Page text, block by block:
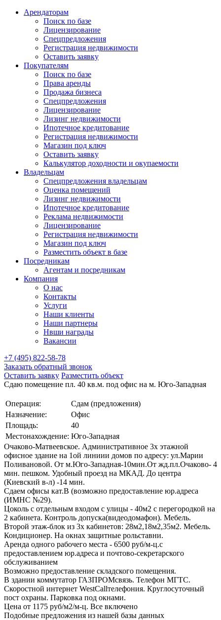
Арендаторам
Поиск по базе
Лицензирование
Спецпредложения
Регистрация недвижимости
Оставить заявку
Покупателям
Поиск по базе
Права аренды
Продажа бизнеса
Спецпредложения
Лицензирование
Лизинг недвижимости
Ипотечное кредитование
Регистрация недвижимости
Магазин под ключ
Оставить заявку
Калькулятор доходности и окупаемости
Владельцам
Спецпредложения владельцам
Оценка помещений
Лизинг недвижимости
Ипотечное кредитование
Реклама недвижимости
Лицензирование
Регистрация недвижимости
Магазин под ключ
Разместить объект в базе
Посредникам
Агентам и посредникам
Компания
О нас
Контакты
Услуги
Наши клиенты
Наши партнеры
Нвши награды
Вакансии
+7 (495) 822-58-78
Заказать обратный звонок
Оставить заявку Разместить объект
Сдаю помещение пл. 40 кв.м. под офис на м. Юго-Западная
Операция:
Сдам (предложения)
Назначение:
Офис
Площадь:
40
Местонахождение: Юго-Западная
Очаково-Матвеевское. Административное 3х этажной
офисное здание на 1ой линиии домов по адресу: ул.Марии
Поливановой. От м.Юго-Западная-10мин.От жд.пл.Очаково- 4
мин. пешком. Удобный проезд на МКАД. До центра
(Киевский в-л) -14 мин.
Сдаем офисы кат.В (возможно предоставление юр.адреса
(ИМНС №29).
Цоколь с отдельным входом с улицы - 40м2 с перегородкой на
2 кабинета. Контроль допуска(видеодомафон). Мебель.
Второй этаж-блок из 3х кабинетов: 28м2,18м2,35м2. Мебель.
Кондиционер. На окнах защитные рольставни.
Аренда одного рабочего места - 6500 руб/м-ц.с
предоставлением юр.адреса и почтово-секретарского
обслуживанием
Возможно предоставление складского помещения.
В здании коммутатор ГАЗПРОМсвязь. Телефон МГТС.
Скоростной интернет WestCallтелефония. Круглосуточный
пост охраны. Парковка под окнами.
Цена от 1175 руб/м2/м-ц. Все включено
Подобные предложения из нашей базы данных